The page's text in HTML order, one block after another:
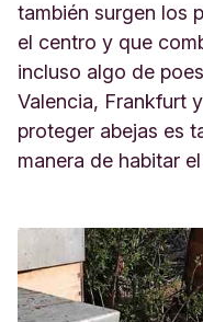
también surgen los
el centro y que
incluso algo de
Valencia, Frankfurt
proteger abejas es
manera de habitar